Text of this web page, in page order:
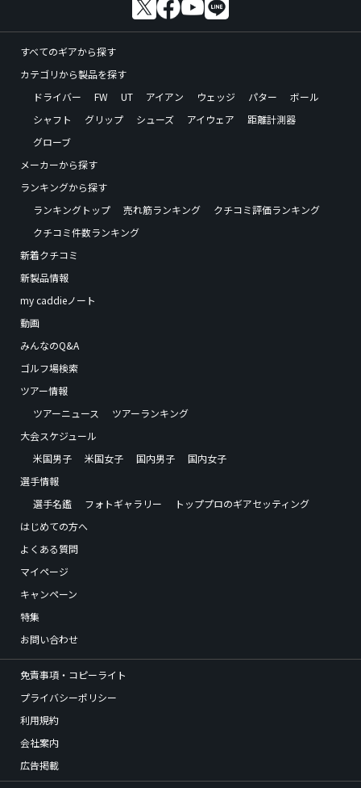
すべてのギアから探す
カテゴリから製品を探す
ドライバー
FW UT アイアン ウェッジ パター
ボール
シャフト
グリップ シューズ アイウェア
距離計測器
グローブ
メーカーから探す
ランキングから探す
ランキングトップ
売れ筋ランキング
クチコミ評価ランキング
クチコミ件数ランキング
新着クチコミ
新製品情報
my caddieノート
動画
みんなのQ&A
ゴルフ場検索
ツアー情報
ツアーニュース
ツアーランキング
大会スケジュール
米国男子
米国女子 国内男子
国内女子
選手情報
選手名鑑
フォトギャラリー
トッププロのギアセッティング
はじめての方へ
よくある質問
マイページ
キャンペーン
特集
お問い合わせ
免責事項・コピーライト
プライバシーポリシー
利用規約
会社案内
広告掲載